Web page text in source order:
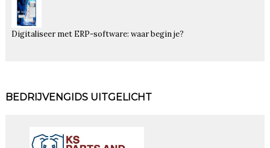
Digitaliseer met ERP-software: waar begin je?
BEDRIJVENGIDS UITGELICHT